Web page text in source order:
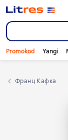
Promokod Yangi
Франц Кафка